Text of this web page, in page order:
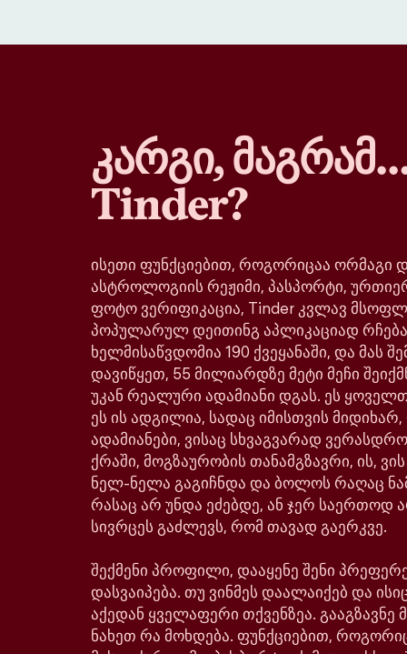
კარგი,
Tinder?
ისეთი ფუნქციებით, როგორიცაა ორმაგი
ასტროლოგიის რეჟიმი, პასპორტი,
ფოტო ვერიფიკაცია, Tinder კვლავ
პოპულარულ დეითინგ აპლიკაციად
ხელმისაწვდომია 190 ქვეყანაში, და მას
დავიწყეთ, 55 მილიარდზე მეტი მეჩი
უკან რეალური ადამიანი დგას. ეს
ეს ის ადგილია, სადაც იმისთვის
ადამიანები, ვისაც სხვაგვარად
ქრაში, მოგზაურობის თანამგზავრი, ის,
ნელ-ნელა გაგიჩნდა და ბოლოს რაღაც
რასაც არ უნდა ეძებდე, ან ჯერ საერთოდ
სივრცეს გაძლევს, რომ თავად გაერკვე.
შექმენი პროფილი, დააყენე შენი
დასვაიპება. თუ ვინმეს დაალაიქებ და
აქედან ყველაფერი თქვენზეა. გააგზავნე
ნახეთ რა მოხდება. ფუნქციებით,